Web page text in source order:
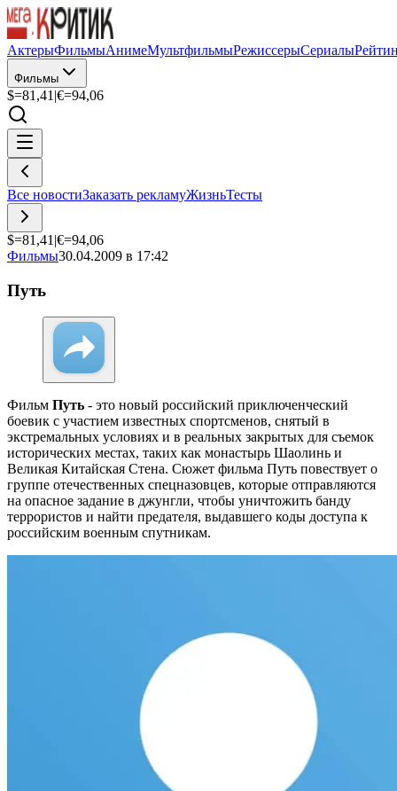
АктерыФильмыАнимеМультфильмыРежиссерыСериалы
Фильмы
$=81,41 |€=94,06
Все новостиЗаказать рекламуЖизньТесты
$=81,41 |€=94,06
Фильмы30.04.2009 в 17:42
Путь
Фильм Путь - это новый российский приключенческий
боевик с участием известных спортсменов, снятый в
экстремальных условиях и в реальных закрытых для съемок
исторических местах, таких как монастырь Шаолинь и
Великая Китайская Стена. Сюжет фильма Путь повествует о
группе отечественных спецназовцев, которые отправляются
на опасное задание в джунгли, чтобы уничтожить банду
террористов и найти предателя, выдавшего коды доступа к
российским военным спутникам.